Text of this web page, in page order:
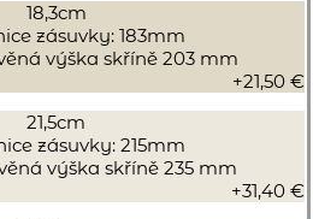
18,3cm
zásuvky: 183mm
výška skříně 203 mm
+21,50 €
21,5cm
zásuvky: 215mm
výška skříně 235 mm
+31,40 €